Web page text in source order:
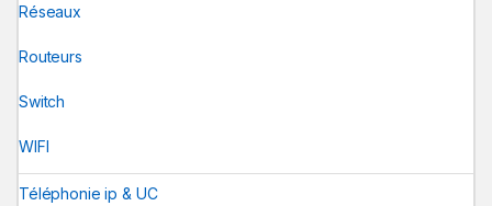
Réseaux
Routeurs
Switch
WIFI
Téléphonie ip & UC